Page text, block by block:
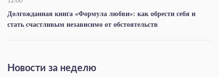
Долгожданная книга «Формула любви»: как обрести себя и
стать счастливым независимо от обстоятельств
Новости за неделю